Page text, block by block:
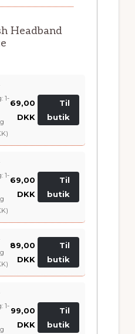
Headband
1-69,00
DKK
Til
butik
1-69,00
DKK
Til
butik
89,00
DKK
Til
butik
1- 99,00
DKK
Til
butik